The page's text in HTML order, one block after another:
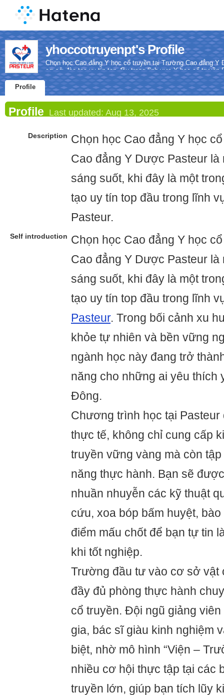
yhoccotruyenpt's Profile
Chọn học Cao đẳng Y học cổ truyền tại Trường Cao đẳng
cơ sở đào tạo uy tín top đầu trong lĩnh vực Y học cổ truyền
Profile
Profile Last updated: Aug 13, 2025
Description Chọn học Cao đẳng Y học
Cao đẳng Y Dược Pasteur là
sáng suốt, khi đây là một
tạo uy tín top đầu trong lĩnh
Pasteur.
Self introduction Chọn học Cao đẳng Y học
Cao đẳng Y Dược Pasteur là
sáng suốt, khi đây là một
tạo uy tín top đầu trong lĩnh
Pasteur. Trong bối cảnh xu
khỏe tự nhiên và bền vững
ngành học này đang trở
năng cho những ai yêu thích
Đông.
Chương trình học tại
thực tế, không chỉ cung cấp
truyền vững vàng mà còn
năng thực hành. Bạn sẽ
nhuần nhuyễn các kỹ thuật
cứu, xoa bóp bấm huyệt,
điểm mấu chốt để bạn tự tin
khi tốt nghiệp.
Trường đầu tư vào cơ sở vật
đầy đủ phòng thực hành
cổ truyền. Đội ngũ giảng
gia, bác sĩ giàu kinh nghiệm
biệt, nhờ mô hình “Viện –
nhiều cơ hội thực tập tại các
truyền lớn, giúp bạn tích lũy